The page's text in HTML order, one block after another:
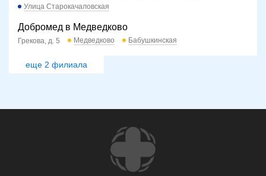
Улица Старокачаловская
Добромед в Медведково
Грекова, д. 5 Медведково Бабушкинская
еще 2 филиала